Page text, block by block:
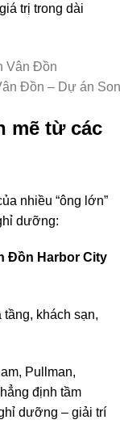
trị trong dài
Đồn – Dự án
mẽ từ các
nhiều “ông lớn”
dưỡng:
Đồn Harbor City
khách sạn,
Pullman,
định tầm
dưỡng – giải trí